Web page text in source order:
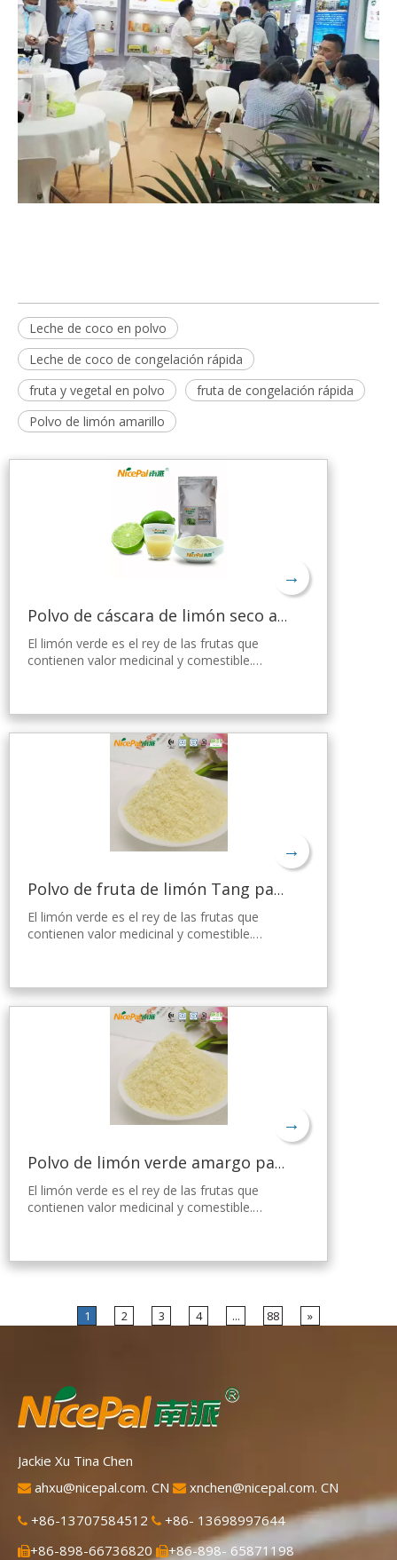
Leche de coco en polvo
Leche de coco de congelación rápida
fruta y vegetal en polvo
fruta de congelación rápida
Polvo de limón amarillo
→
Polvo de cáscara de limón seco a granel
El limón verde es el rey de las frutas que
contienen valor medicinal y comestible.
la tecnología y el procesamiento de secado
que mantiene bien su nutrición y aroma a
limón fresco. Disuelto instantáneamente,
→
Polvo de fruta de limón Tang para gelatina
El limón verde es el rey de las frutas que
contienen valor medicinal y comestible.
la tecnología y el procesamiento de secado
que mantiene bien su nutrición y aroma a
limón fresco. Disuelto instantáneamente,
→
Polvo de limón verde amargo para bajar de peso
El limón verde es el rey de las frutas que
contienen valor medicinal y comestible.
la tecnología y el procesamiento de secado
por aspersión más avanzados del mundo,
limón fresco. Disuelto instantáneamente,
fácil de usar.
1 2 3 4 ... 88 »
Jackie Xu Tina Chen
 ahxu@nicepal.com. CN  xnchen@nicepal.com. CN
 +86-13707584512  +86- 13698997644
+86-898-66736820 +86-898- 65871198